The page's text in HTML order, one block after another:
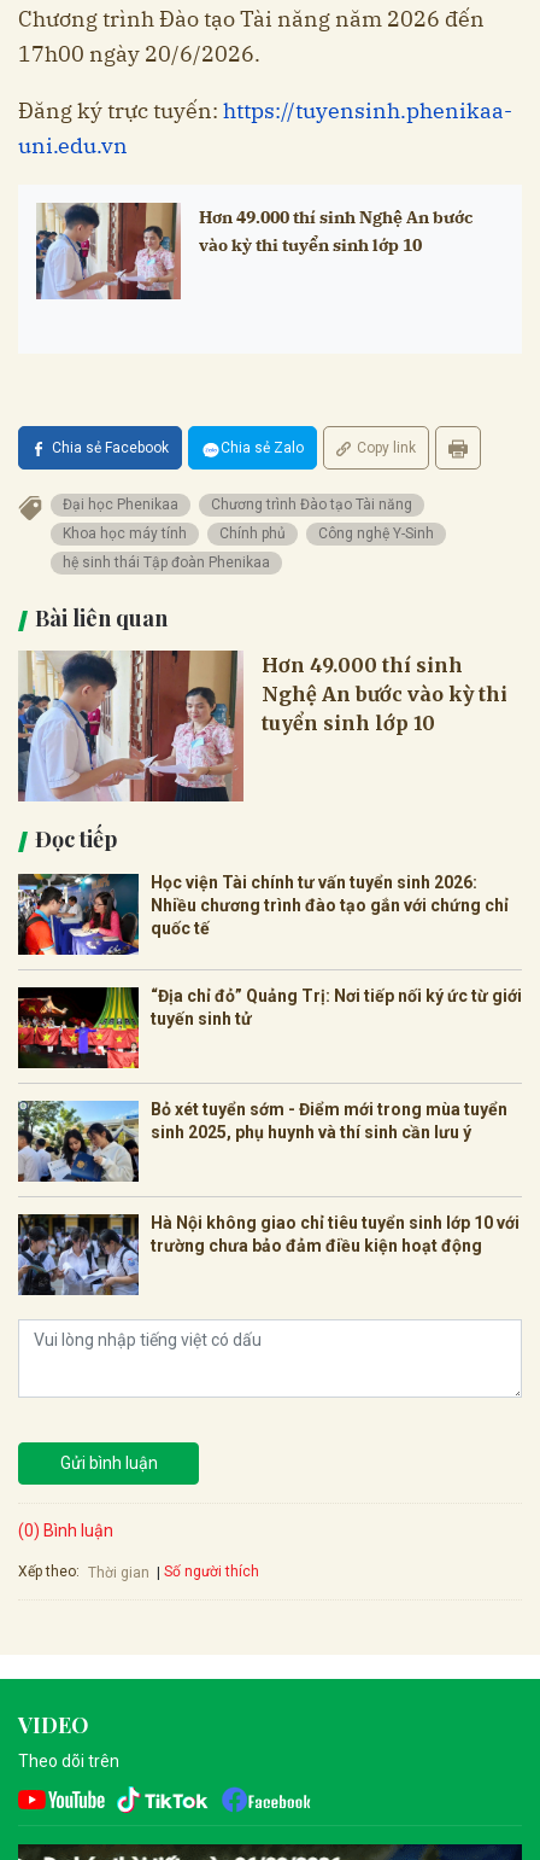
Chương trình Đào tạo Tài năng năm 2026 đến
17h00 ngày 20/6/2026.
Đăng ký trực tuyến: https://tuyensinh.phenikaa-
uni.edu.vn
Hơn 49.000 thí sinh Nghệ An bước
vào kỳ thi tuyển sinh lớp 10
Chia sẻ Facebook Chia sẻ Zalo Copy link
Đại học Phenikaa
Chương trình Đào tạo Tài năng
Khoa học máy tính
Chính phủ
Công nghệ Y-Sinh
hệ sinh thái Tập đoàn Phenikaa
Bài liên quan
Hơn 49.000 thí sinh
Nghệ An bước vào kỳ thi
tuyển sinh lớp 10
Đọc tiếp
Học viện Tài chính tư vấn tuyển sinh 2026:
Nhiều chương trình đào tạo gắn với chứng chỉ
quốc tế
“Địa chỉ đỏ” Quảng Trị: Nơi tiếp nối ký ức từ giới
tuyến sinh tử
Bỏ xét tuyển sớm - Điểm mới trong mùa tuyển
sinh 2025, phụ huynh và thí sinh cần lưu ý
Hà Nội không giao chỉ tiêu tuyển sinh lớp 10 với
trường chưa bảo đảm điều kiện hoạt động
Gửi bình luận
(0) Bình luận
Xếp theo: Thời gian Số người thích
VIDEO
Theo dõi trên